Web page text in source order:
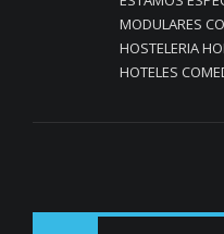
MODULARES
HOSTELERIA
HOTELES